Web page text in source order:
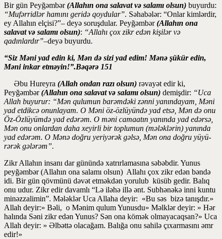
Bir gün Peyğəmbər(Allahın ona salavat və salamı olsun) buyurdu:
“Mufərridlər hamını geridə qoydular”. Səhabələr: “Onlar kimlərdir,
ey Allahın elçisi?”– deyə soruşdular. Peyğəmbər(Allahın ona
salavat və salamı olsun): “Allahı çox zikr edən kişilər və
qadınlardır”–deyə buyurdu.
“Siz Məni yad edin ki, Mən də sizi yad edim! Mənə şükür edin,
Məni inkar etməyin!”.Bəqərə 151
Əbu Hureyra (Allah ondan razı olsun) rəvayət edir ki,
Peyğəmbər(Allahın ona salavat və salamı olsun) demişdir: “Uca
Allah buyurur: “Mən qulumun barəmdəki zənni yanındayam, Məni
yad etdikcə onunlayam. O Məni öz-özlüyündə yad etsə, Mən də onu
Öz-Özlüyümdə yad edərəm. O məni camaatın yanında yad edərsə,
Mən onu onlardan daha xeyirli bir toplumun (mələklərin) yanında
yad edərəm. O Mənə doğru yeriyərək gəlsə, Mən ona doğru yüyü­
rərək gələrəm”.
Zikr Allahın insanı dar günündə xatrırlamasına səbəbdir. Yunus
peyğəmbər (Allahın ona salamı olsun) Allahı çox zikr edən bəndə
idi. Bir gün qövmünü dəvət etməkdən yorulub küsüb gedir. Balıq
onu udur. Zikr edir davamlı “Lə iləhə illə ənt. Subhənəkə inni kuntu
minəzzalimin”. Mələklər Uca Allaha deyir: «Bu səs bizə tanışdır.»
Allah deyir:» Bəli, o Mənim qulum Yunusdu» Məlklər deyir: » Hər
halında Səni zikr edən Yunus? Sən ona kömək olmayacaqsan?» Uca
Allah deyir: » Əlbəttə olacağam. Balığa onu sahilə çıxarmasını əmr
edir!»